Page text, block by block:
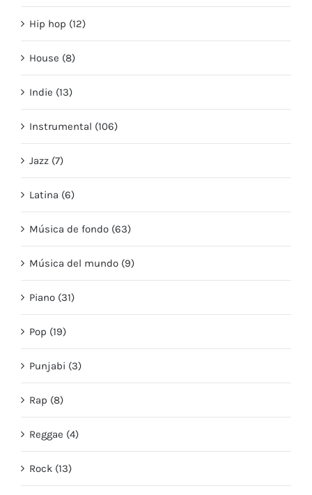
Hip hop (12)
House (8)
Indie (13)
Instrumental (106)
Jazz (7)
Latina (6)
Música de fondo (63)
Música del mundo (9)
Piano (31)
Pop (19)
Punjabi (3)
Rap (8)
Reggae (4)
Rock (13)